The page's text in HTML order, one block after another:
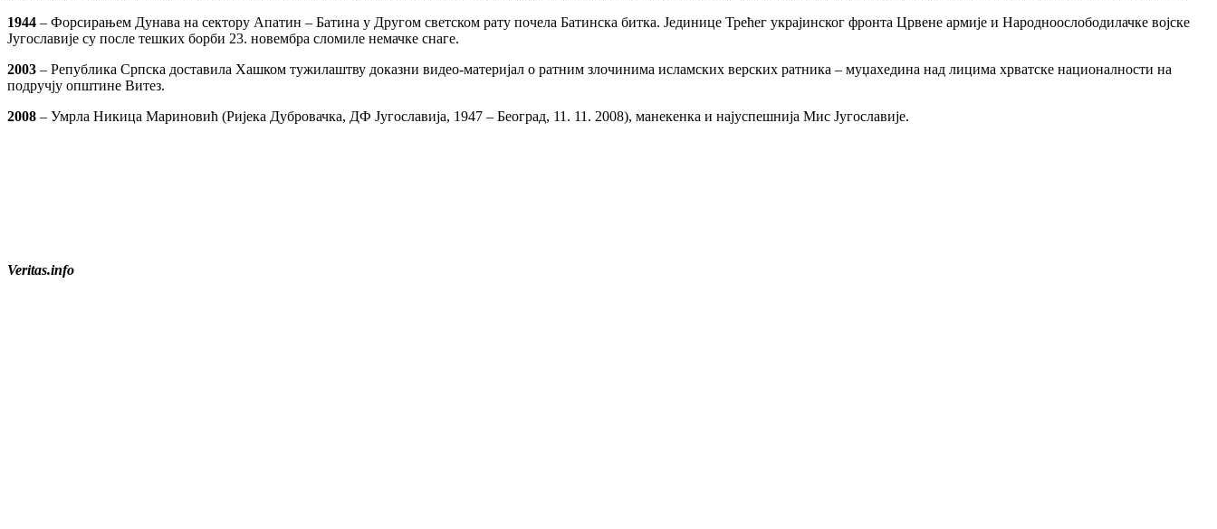
1944 – Форсирањем Дунава на сектору Апатин – Батина у Другом светском рату почела Батинска битка. Јединице Трећег украјинског фронта Црвене армије и Народноослободилачке војске
Југославије су после тешких борби 23. новембра сломиле немачке снаге.
2003 – Република Српска доставила Хашком тужилаштву доказни видео-материјал о ратним злочинима исламских верских ратника – муџахедина над лицима хрватске националности на
подручју општине Витез.
2008 – Умрла Никица Мариновић (Ријека Дубровачка, ДФ Југославија, 1947 – Београд, 11. 11. 2008), манекенка и најуспешнија Мис Југославије.
Veritas.info